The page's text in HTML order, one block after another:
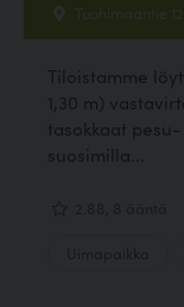
Tuohimaantie
Tiloistamme
1,30 m)
tasokkaat
suosimilla...